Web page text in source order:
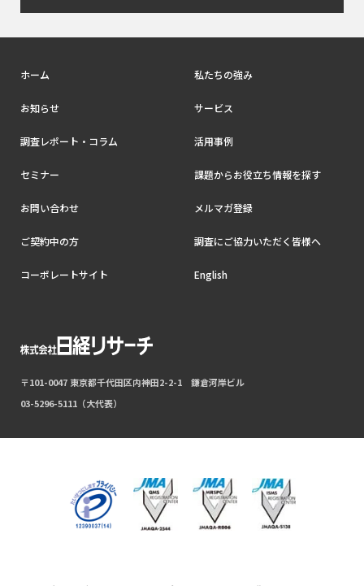
ホーム 私たちの強み
お知らせ サービス
調査レポート・コラム 活用事例
セミナー 課題からお役立ち情報を探す
お問い合わせ メルマガ登録
ご契約中の方 調査にご協力いただく皆様へ
コーポレートサイト English
〒101-0047 東京都千代田区内神田2-2-1 鎌倉河岸ビル
03-5296-5111（大代表）